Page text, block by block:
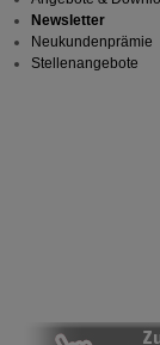
Website
auf unserer
Drittseiten
Bitte
Dritte wie
Newsletter
Neukundenprämie
Stellenangebote